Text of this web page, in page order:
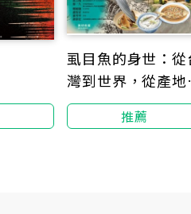
虱目魚的身世：從
灣到世界，從產地
餐桌的完全考察
推薦